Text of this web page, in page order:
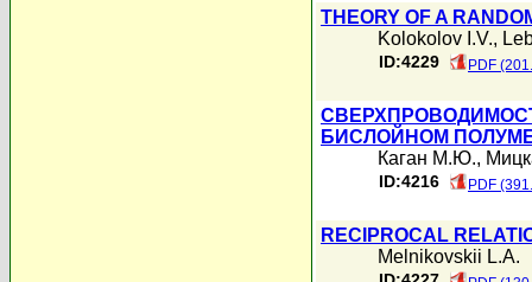
THEORY OF A
Kolokolov I.V.,
ID:4229 PDF
БИСЛОЙНОМ
Каган М.Ю.,
ID:4216 PDF
RECIPROCAL
Melnikovskii L.A.